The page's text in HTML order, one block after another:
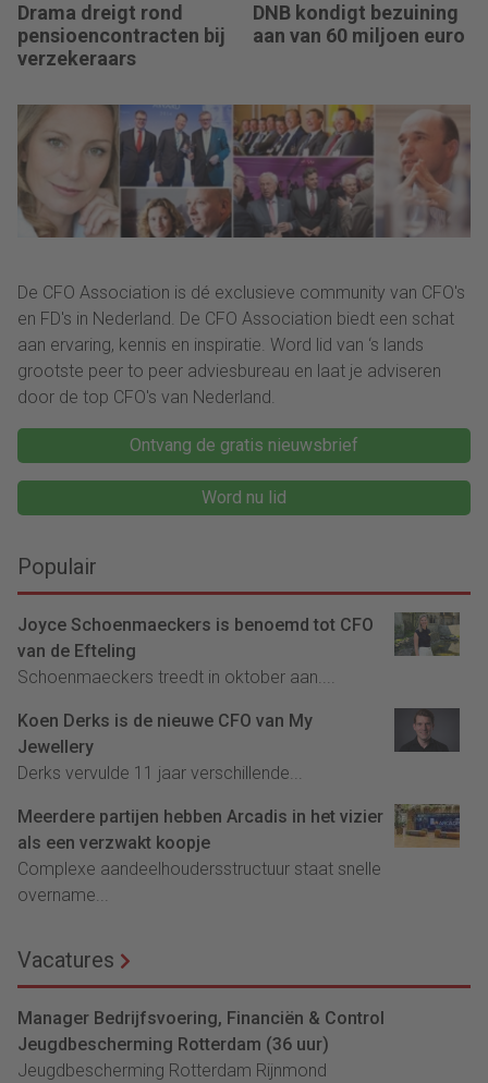
Drama dreigt rond
pensioencontracten bij
verzekeraars
DNB kondigt bezuining
aan van 60 miljoen euro
De CFO Association is dé exclusieve community van CFO's
en FD's in Nederland. De CFO Association biedt een schat
aan ervaring, kennis en inspiratie. Word lid van ‘s lands
grootste peer to peer adviesbureau en laat je adviseren
door de top CFO's van Nederland.
Ontvang de gratis nieuwsbrief
Word nu lid
Populair
Joyce Schoenmaeckers is benoemd tot CFO
van de Efteling
Schoenmaeckers treedt in oktober aan....
Koen Derks is de nieuwe CFO van My
Jewellery
Derks vervulde 11 jaar verschillende...
Meerdere partijen hebben Arcadis in het vizier
als een verzwakt koopje
Complexe aandeelhoudersstructuur staat snelle
overname...
Vacatures
Manager Bedrijfsvoering, Financiën & Control
Jeugdbescherming Rotterdam (36 uur)
Jeugdbescherming Rotterdam Rijnmond